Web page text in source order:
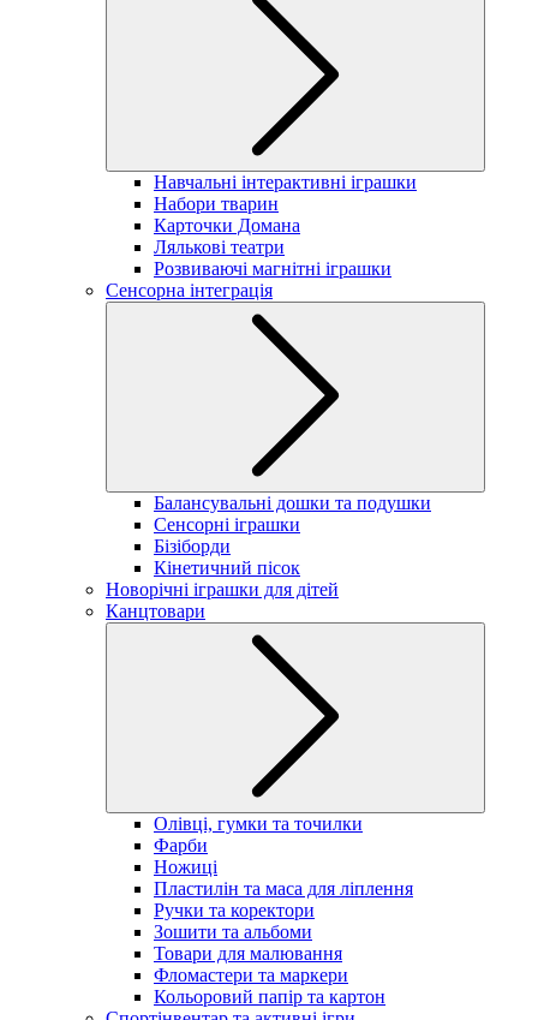
Навчальні інтерактивні іграшки
Набори тварин
Карточки Домана
Лялькові театри
Розвиваючі магнітні іграшки
Сенсорна інтеграція
Балансувальні дошки та подушки
Сенсорні іграшки
Бізіборди
Кінетичний пісок
Новорічні іграшки для дітей
Канцтовари
Олівці, гумки та точилки
Фарби
Ножиці
Пластилін та маса для ліплення
Ручки та коректори
Зошити та альбоми
Товари для малювання
Фломастери та маркери
Кольоровий папір та картон